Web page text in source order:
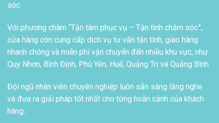
sóc.
Với phương châm “Tận tâm phục vụ – Tận tình chăm sóc”,
cửa hàng còn cung cấp dịch vụ tư vấn tận tình, giao hàng
nhanh chóng và miễn phí vận chuyển đến nhiều khu vực, như
Quy Nhơn, Bình Định, Phú Yên, Huế, Quảng Trị và Quảng Bình.
Đội ngũ nhân viên chuyên nghiệp luôn sẵn sàng lắng nghe
và đưa ra giải pháp tốt nhất cho từng hoàn cảnh của khách
hàng..